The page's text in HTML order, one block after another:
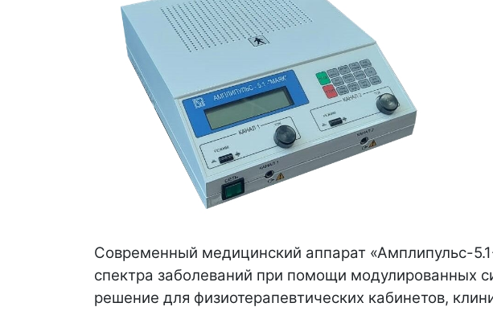
Современный медицинский аппарат «Амплипульс-
спектра заболеваний при помощи модулированных
решение для физиотерапевтических кабинетов,